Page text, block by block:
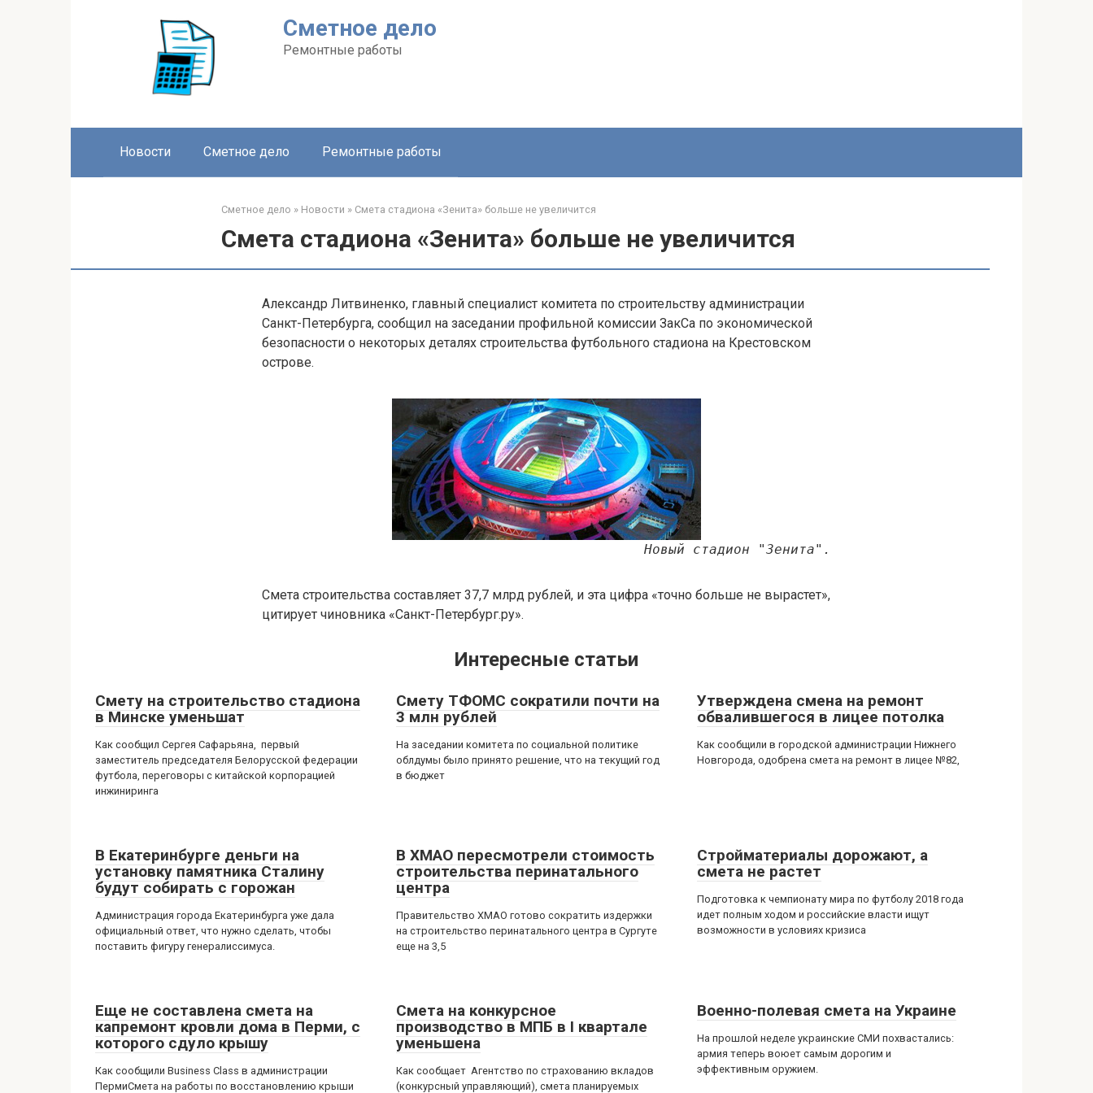
Сметное дело
Ремонтные работы
Новости Сметное дело Ремонтные работы
Сметное дело » Новости » Смета стадиона «Зенита» больше не увеличится
Смета стадиона «Зенита» больше не увеличится
Александр Литвиненко, главный специалист комитета по строительству администрации
Санкт-Петербурга, сообщил на заседании профильной комиссии ЗакСа по экономической
безопасности о некоторых деталях строительства футбольного стадиона на Крестовском
острове.
Новый стадион "Зенита".
Смета строительства составляет 37,7 млрд рублей, и эта цифра «точно больше не вырастет»,
цитирует чиновника «Санкт-Петербург.ру».
Интересные статьи
Смету на строительство стадиона
в Минске уменьшат
Как сообщил Сергея Сафарьяна, первый
заместитель председателя Белорусской федерации
футбола, переговоры с китайской корпорацией
инжиниринга
Смету ТФОМС сократили почти на
3 млн рублей
На заседании комитета по социальной политике
облдумы было принято решение, что на текущий год
в бюджет
Утверждена смена на ремонт
обвалившегося в лицее потолка
Как сообщили в городской администрации Нижнего
Новгорода, одобрена смета на ремонт в лицее №82,
В Екатеринбурге деньги на
установку памятника Сталину
будут собирать с горожан
Администрация города Екатеринбурга уже дала
официальный ответ, что нужно сделать, чтобы
поставить фигуру генералиссимуса.
В ХМАО пересмотрели стоимость
строительства перинатального
центра
Правительство ХМАО готово сократить издержки
на строительство перинатального центра в Сургуте
еще на 3,5
Стройматериалы дорожают, а
смета не растет
Подготовка к чемпионату мира по футболу 2018 года
идет полным ходом и российские власти ищут
возможности в условиях кризиса
Еще не составлена смета на
капремонт кровли дома в Перми, с
которого сдуло крышу
Как сообщили Business Class в администрации
ПермиСмета на работы по восстановлению крыши
Смета на конкурсное
производство в МПБ в I квартале
уменьшена
Как сообщает Агентство по страхованию вкладов
(конкурсный управляющий), смета планируемых
Военно-полевая смета на Украине
На прошлой неделе украинские СМИ похвастались:
армия теперь воюет самым дорогим и
эффективным оружием.